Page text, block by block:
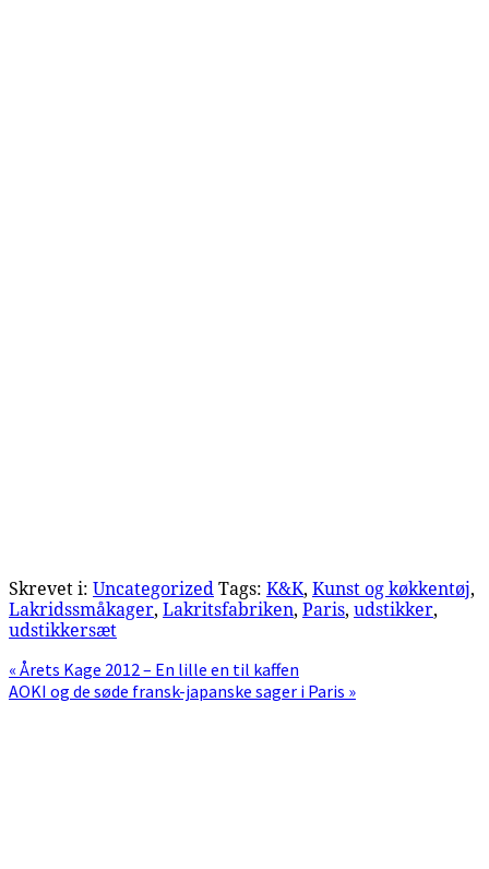
Skrevet i: Uncategorized Tags: K&K, Kunst og køkkentøj,
Lakridssmåkager, Lakritsfabriken, Paris, udstikker,
udstikkersæt
Previous
Post:
« Årets Kage 2012 – En lille en til kaffen
Next
AOKI og de søde fransk-japanske sager i Paris »